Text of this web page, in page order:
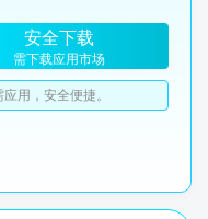
安全下载
需下载应用市场
用，安全便捷。